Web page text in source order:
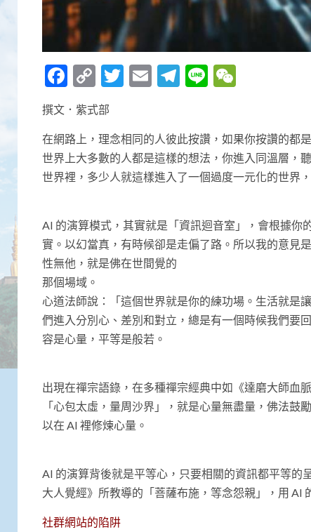
Facebook
Copy
Link
Twitter
EmailTelegram
Line
撰文．紫式部
在網路上，理念相同的人彼此按讚，如果你按讚的都
世界上大多數的人都是這樣的想法，你進入同溫層，
世界裡，多少人就這樣進入了一個過度一元化的世界
AI 的演算模式，其實就是「資訊迴音室」，會根據
實。以幻當真，有時候卻是走偏了路。所以我的意見
性無他，就是佛在世間覺的
那個場域。
心道法師說：「這個世界就是你的練功場。生活就
們進入分別心、差別和對立，總是有一個時候我們要
容是心量，平等是般若。
出現在禪宗語錄，在多種禪宗經典中如《達磨大師血
「心包太虛，量周沙界」，就是心量無盡量，佛法
以在 AI 裡修煉心量。
AI 的演算背後就是平等心，只要相關的資訊都平等的
大人覺經》所教導的「菩薩布施，等念怨親」，用 AI
社群網站的陷阱